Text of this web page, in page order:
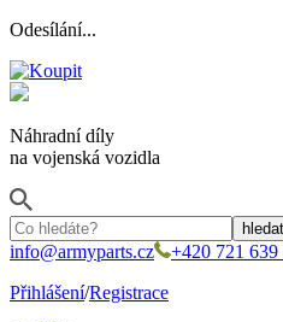
Odesílání...
Náhradní díly
na vojenská vozidla
info@armyparts.cz
+420 721 639
Přihlášení/Registrace